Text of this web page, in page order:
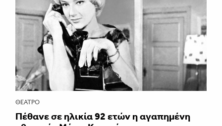
ΘΈΑΤΡΟ
Πέθανε σε ηλικία 92 ετών η αγαπημένη